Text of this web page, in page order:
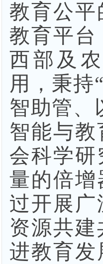
教育公
教育平
西部及
用，秉持
智助管、
智能与
会科学
量的倍
过开展
资源共
进教育